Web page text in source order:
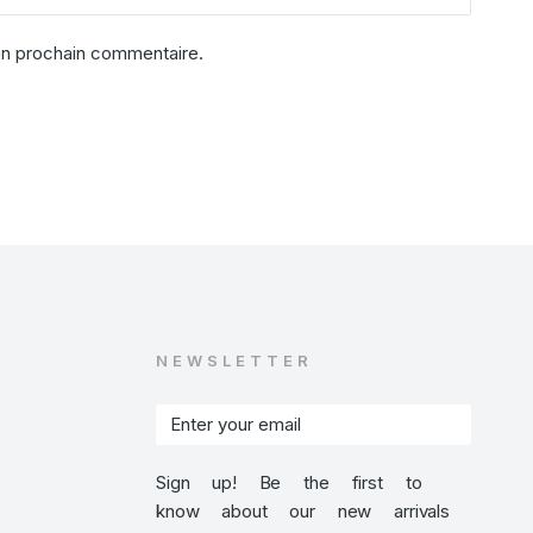
prochain commentaire.
NEWSLETTER
Sign up! Be the first to
know about our new arrivals